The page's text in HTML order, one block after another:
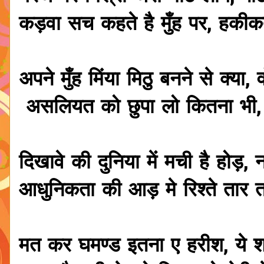
कड़वा सच कहते है मुँह पर,
अपने मुँह मिंया मिठु बनने से क्या,
असलियत को छुपा लो कितना
दिखावे की दुनिया में मची है
आधुनिकता की आड़ मे रिश्ते तार
मत कर घमण्ड इतना ए हरीश, ये